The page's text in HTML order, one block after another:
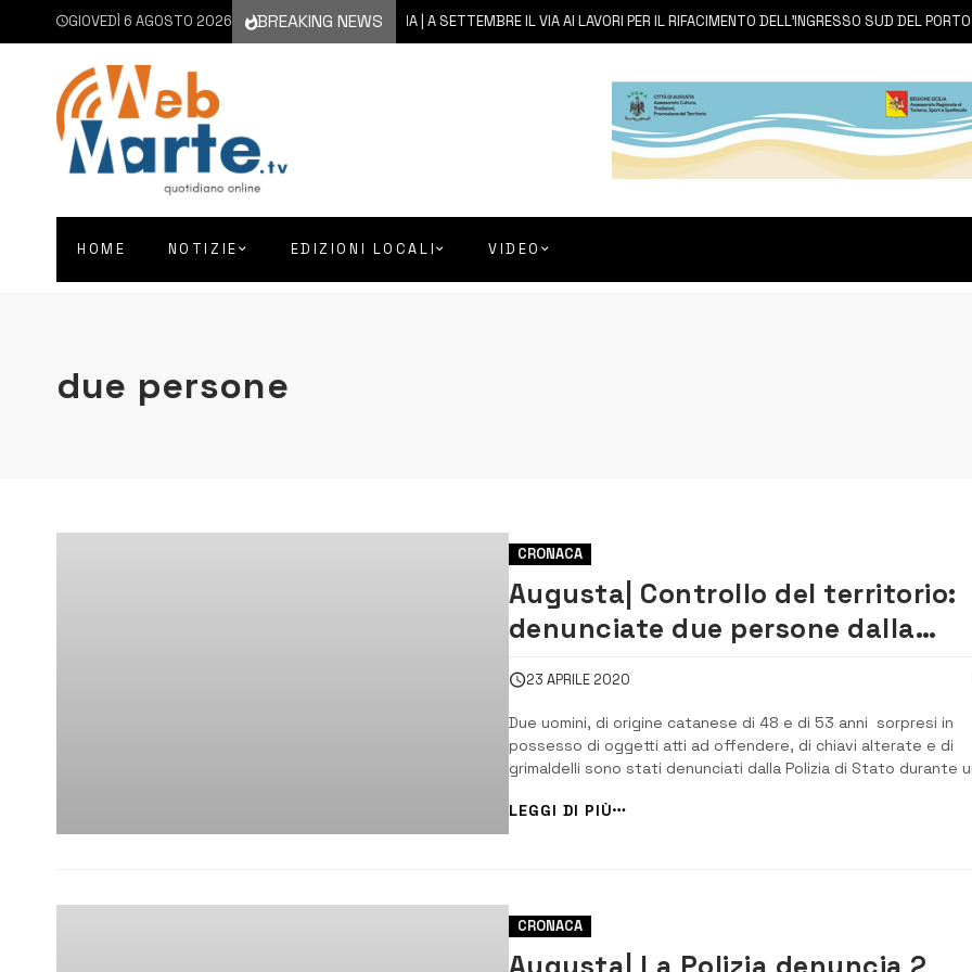
GIOVEDÌ 6 AGOSTO 2026 BREAKING NEWS
6 AGOSTO 2026 CATANIA | A SETTEMBRE IL VIA AI LAVORI PER IL RIFACIMENTO DELL’INGRESSO SUD DEL PORTO
HOME NOTIZIE EDIZIONI LOCALI VIDEO
due persone
CRONACA
Augusta| Controllo del territorio:
denunciate due persone dalla
Polizia di Stato
23 APRILE 2020
Due uomini, di origine catanese di 48 e di 53 anni sorpresi in
possesso di oggetti atti ad offendere, di chiavi alterate e di
grimaldelli sono stati denunciati dalla Polizia di Stato durante
commissariato. [/] Nell’ambito del progetto “Trinacria”, agenti
commissariato di...
LEGGI DI PIÙ
CRONACA